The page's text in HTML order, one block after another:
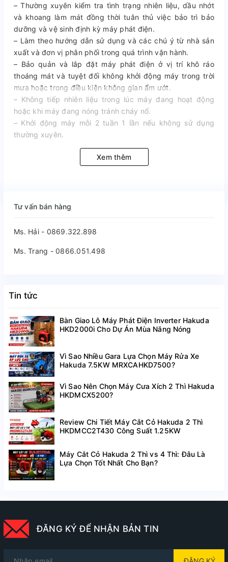
– Thường xuyên kiểm tra tình trạng nhiên liệu, dầu nhớt
và khoang làm mát đồng thời tuân thủ việc bảo trì bảo
dưỡng và vệ sinh định kỳ máy phát điện.
– Làm theo hướng dẫn sử dụng và các chú ý từ nhà sản
xuất và đơn vị phân phối trong quá trình vận hành.
– Bảo quản và lắp đặt máy phát điện ở vị trí khô ráo
thoáng mát và tuyệt đối không khởi động máy trong trời
mưa hoặc trong điều kiện không gian ẩm ướt.
– Không tiếp nhiên liệu trong lúc máy đang hoạt động
hoặc khi máy đang nóng tránh cháy nổ.
– Khởi động máy mỗi 2 tuần 1 lần nếu không sử dụng
thường xuyên.
Xem thêm
Tư vấn bán hàng
Ms. Hải - 0869.322.898
Ms. Trang - 0866.051.498
Tin tức
Bàn Giao Lô Máy Phát Điện Inverter Hakuda
HKD2000i Cho Dự Án Mùa Nắng Nóng
Vì Sao Nhiều Gara Lựa Chọn Máy Rửa Xe
Hakuda 7.5KW MRXCAHKD7500?
Vì Sao Nên Chọn Máy Cưa Xích 2 Thì Hakuda
HKDMCX5200?
Review Chi Tiết Máy Cắt Cỏ Hakuda 2 Thì
HKDMCC2T430 Công Suất 1.25KW
Máy Cắt Cỏ Hakuda 2 Thì vs 4 Thì: Đâu Là
Lựa Chọn Tốt Nhất Cho Bạn?
ĐĂNG KÝ ĐỂ NHẬN BẢN TIN